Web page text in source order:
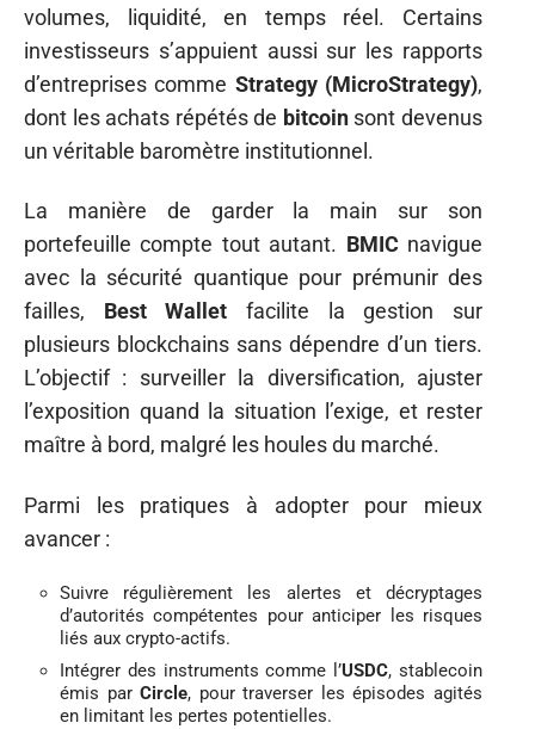
volumes, liquidité, en temps réel. Certains
investisseurs s’appuient aussi sur les rapports
d’entreprises comme Strategy (MicroStrategy),
dont les achats répétés de bitcoinsont devenus
un véritable baromètre institutionnel.
La manière de garder la main sur son
portefeuille compte tout autant. BMICnavigue
avec la sécurité quantique pour prémunir des
failles, Best Wallet facilite la gestion sur
plusieurs blockchains sans dépendre d’un tiers.
L’objectif : surveiller la diversification, ajuster
l’exposition quand la situation l’exige, et rester
maître à bord, malgré les houles du marché.
Parmi les pratiques à adopter pour mieux
avancer :
Suivre régulièrement les alertes et décryptages
d’autorités compétentes pour anticiper les risques
liés aux crypto-actifs.
Intégrer des instruments comme l’USDC, stablecoin
émis parCircle, pour traverser les épisodes agités
en limitant les pertes potentielles.